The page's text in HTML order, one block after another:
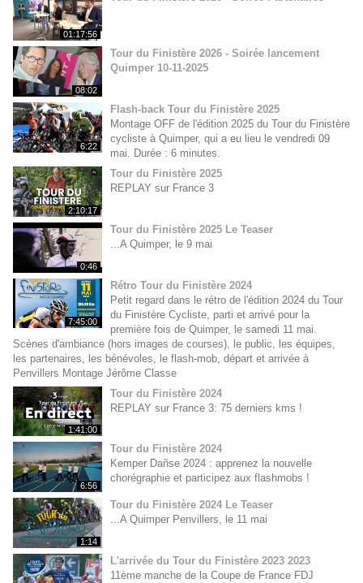
01:17:56
08:02
Tour du Finistère 2026 - Soirée lancement
Quimper 10-11-2025
6:22
Flash-back Tour du Finistère 2025
Montage OFF de l'édition 2025 du Tour du Finistère
cycliste à Quimper, qui a eu lieu le vendredi 09
mai. Durée : 6 minutes.
2:10:17
Tour du Finistère 2025
REPLAY sur France 3
0:46
Tour du Finistère 2025 Le Teaser
...A Quimper, le 9 mai
7:45:00
Rétro Tour du Finistère 2024
Petit regard dans le rétro de l'édition 2024 du Tour
du Finistère Cycliste, parti et arrivé pour la
première fois de Quimper, le samedi 11 mai.
Scènes d'ambiance (hors images de courses), le public, les équipes,
les partenaires, les bénévoles, le flash-mob, départ et arrivée à
Penvillers Montage Jérôme Classe
1:41:00
Tour du Finistère 2024
REPLAY sur France 3: 75 derniers kms !
6:56
Tour du Finistère 2024
Kemper Dañse 2024 : apprenez la nouvelle
chorégraphie et participez aux flashmobs !
1:14
Tour du Finistère 2024 Le Teaser
...A Quimper Penvillers, le 11 mai
L'arrivée du Tour du Finistère 2023 2023
11ème manche de la Coupe de France FDJ